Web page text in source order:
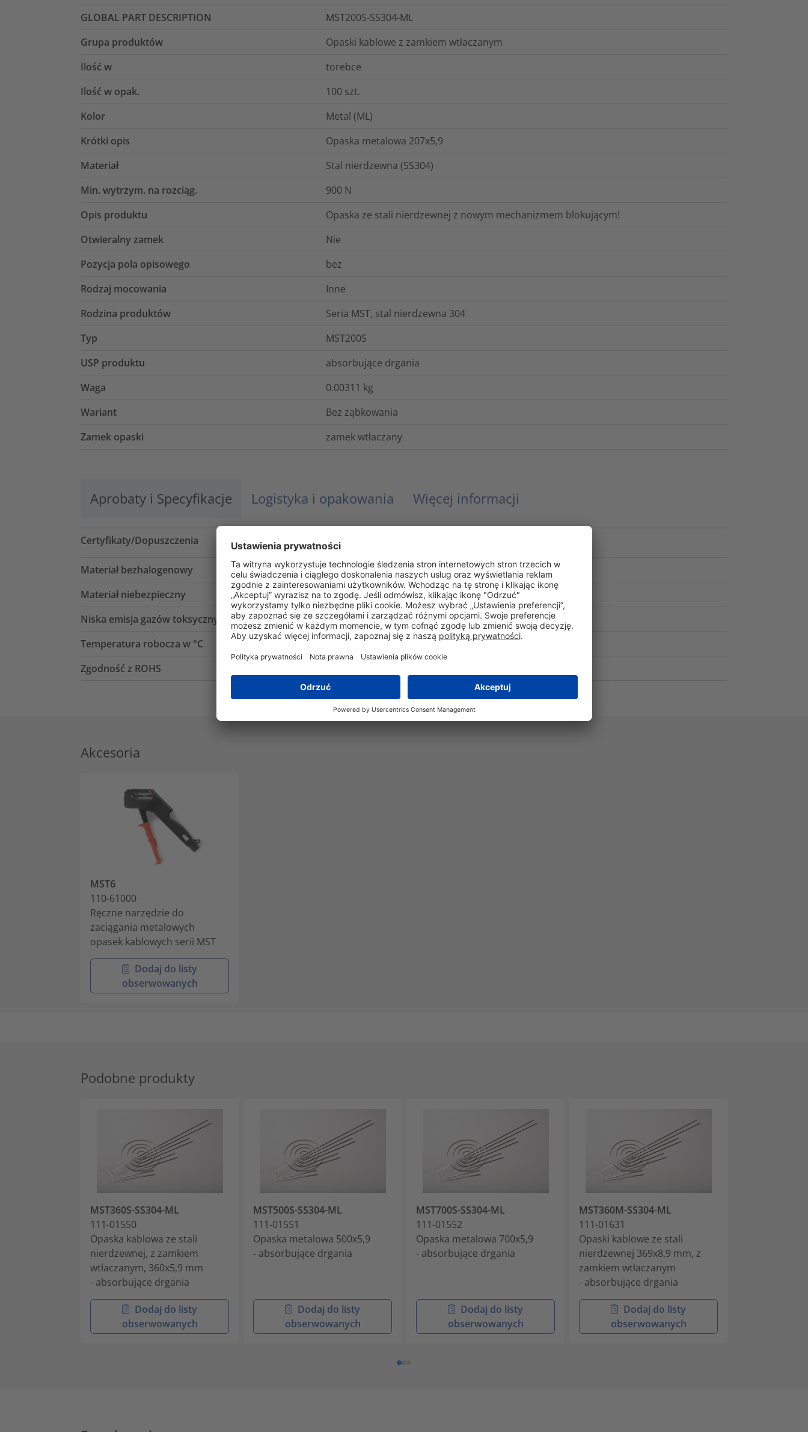
GLOBAL PART DESCRIPTION
MST200S-SS304-ML
Grupa produktów
Opaski kablowe z zamkiem wtłaczanym
Ilość w
torebce
Ilość w opak.
100 szt.
Kolor
Metal (ML)
Krótki opis
Opaska metalowa 207x5,9
Materiał
Stal nierdzewna (SS304)
Min. wytrzym. na rozciąg.
900 N
Opis produktu
Opaska ze stali nierdzewnej z nowym mechanizmem blokującym!
Otwieralny zamek
Nie
Pozycja pola opisowego
bez
Rodzaj mocowania
Inne
Rodzina produktów
Seria MST, stal nierdzewna 304
Typ
MST200S
USP produktu
absorbujące drgania
Waga
0.00311 kg
Wariant
Bez ząbkowania
Zamek opaski
zamek wtłaczany
Aprobaty i Specyfikacje Logistyka i opakowania Więcej informacji
Certyfikaty/Dopuszczenia
Materiał bezhalogenowy
Tak
Materiał niebezpieczny
Nie
Niska emisja gazów toksycznych (LFH)
Tak
Temperatura robocza w °C
-80°C do +538°C
Zgodność z ROHS
Akcesoria
MST6
110-61000
Ręczne narzędzie do
zaciągania metalowych
opasek kablowych serii MST
Dodaj do listy
obserwowanych
Podobne produkty
MST360S-SS304-ML
111-01550
Opaska kablowa ze stali
nierdzewnej, z zamkiem
wtłaczanym, 360x5,9 mm
- absorbujące drgania
Dodaj do listy
obserwowanych
MST500S-SS304-ML
111-01551
Opaska metalowa 500x5,9
- absorbujące drgania
Dodaj do listy
obserwowanych
MST700S-SS304-ML
111-01552
Opaska metalowa 700x5,9
- absorbujące drgania
Dodaj do listy
obserwowanych
MST360M-SS304-ML
111-01631
Opaski kablowe ze stali
nierdzewnej 369x8,9 mm, z
zamkiem wtłaczanym
- absorbujące drgania
Dodaj do listy
obserwowanych